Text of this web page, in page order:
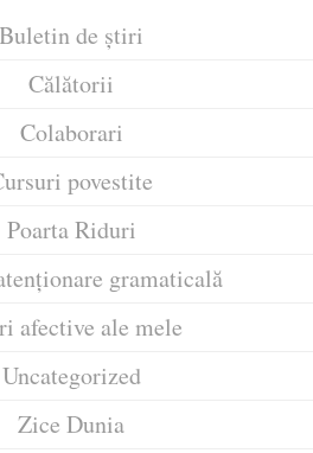
Buletin de știri
Călătorii
Colaborari
povestite
Poarta Riduri
gramaticală
afective ale mele
Uncategorized
Zice Dunia